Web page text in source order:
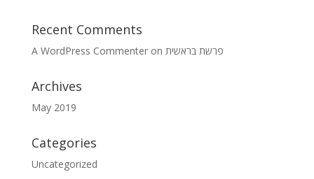
Recent Comments
A WordPress Commenteron פרשת בראשית
Archives
May 2019
Categories
Uncategorized